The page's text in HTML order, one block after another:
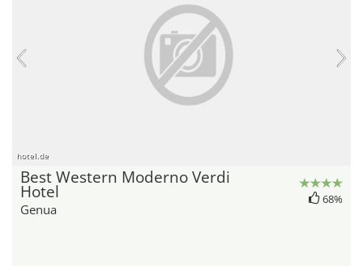
hotel.de
Best Western Moderno Verdi
Hotel
Genua
68%